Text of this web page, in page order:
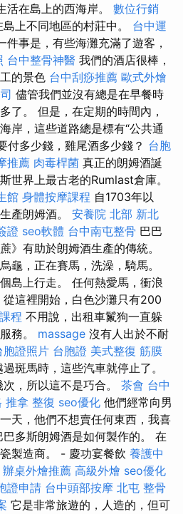
活在島上的西海岸。 數位行銷
上不同地區的村莊中。 台中運
件事是，有些海灘充滿了遊客，
台中整骨神醫 我們的酒店很棒，
的景色 台中刮痧推薦 歐式外燴
儘管我們並沒有總是在早餐時
了。 但是，在定期的時間內，
岸，這些道路總是標有“公共通
付多少錢，雞尾酒多少錢？ 台胞
推薦 肉毒桿菌 真正的朗姆酒誕
世界上最古老的Rumlast倉庫。
館 身體按摩課程 自1703年以
產朗姆酒。 安養院 北部 新北
證 seo軟體 台中南屯整骨 巴巴
》有助於朗姆酒生產的傳統。
龜，正在賽馬，洗澡，騎馬。
島上行走。 任何熱愛馬，衝浪
這裡開始，白色沙灘只有200
程 不用說，出租車鬣狗一直躲
務。 massage 沒有人出於不耐
胞證照片 台胞證 美式整復 筋膜
斑馬時，這些汽車就停止了。
，所以這不是巧合。 茶會 台中
推拿 整復 seo優化 他們經常向男
天，他們不想賣任何東西，我喜
多斯朗姆酒是如何製作的。 在
製造商。 - 慶功宴餐飲 養護中
辦桌外燴推薦 高級外燴 seo優化
證申請 台中頭部按摩 北屯 整骨
它是非常旅遊的，人造的，但可